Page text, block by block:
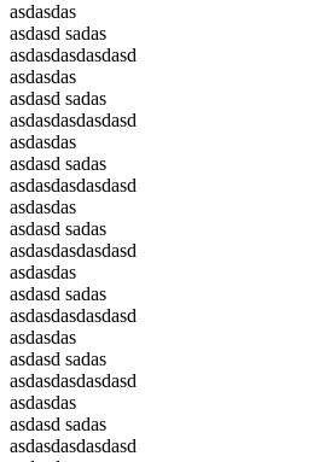
asdasdas
asdasd sadas
asdasdasdasdasd
asdasdas
asdasd sadas
asdasdasdasdasd
asdasdas
asdasd sadas
asdasdasdasdasd
asdasdas
asdasd sadas
asdasdasdasdasd
asdasdas
asdasd sadas
asdasdasdasdasd
asdasdas
asdasd sadas
asdasdasdasdasd
asdasdas
asdasd sadas
asdasdasdasdasd